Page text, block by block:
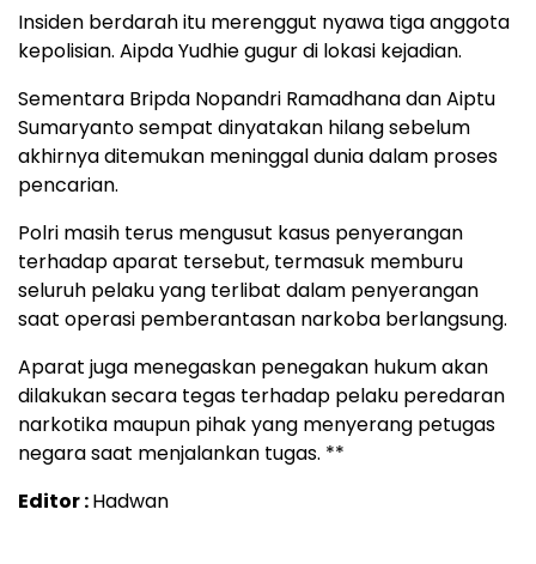
Insiden berdarah itu merenggut nyawa tiga anggota
kepolisian. Aipda Yudhie gugur di lokasi kejadian.
Sementara Bripda Nopandri Ramadhana dan Aiptu
Sumaryanto sempat dinyatakan hilang sebelum
akhirnya ditemukan meninggal dunia dalam proses
pencarian.
Polri masih terus mengusut kasus penyerangan
terhadap aparat tersebut, termasuk memburu
seluruh pelaku yang terlibat dalam penyerangan
saat operasi pemberantasan narkoba berlangsung.
Aparat juga menegaskan penegakan hukum akan
dilakukan secara tegas terhadap pelaku peredaran
narkotika maupun pihak yang menyerang petugas
negara saat menjalankan tugas. **
Editor :Hadwan